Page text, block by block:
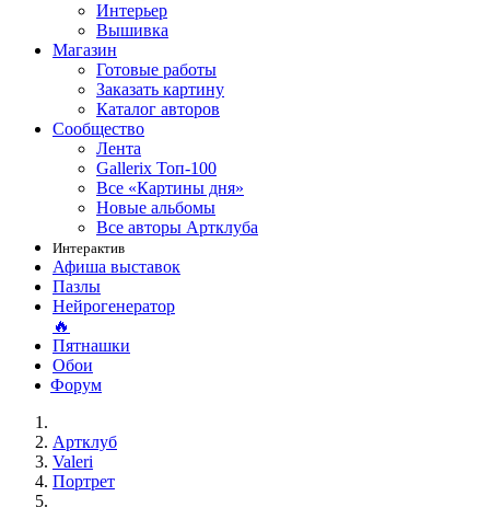
Интерьер
Вышивка
Магазин
Готовые работы
Заказать картину
Каталог авторов
Сообщество
Лента
Gallerix Топ-100
Все «Картины дня»
Новые альбомы
Все авторы Артклуба
Интерактив
Афиша выставок
Пазлы
Нейрогенератор
🔥
Пятнашки
Обои
Форум
Артклуб
Valeri
Портрет